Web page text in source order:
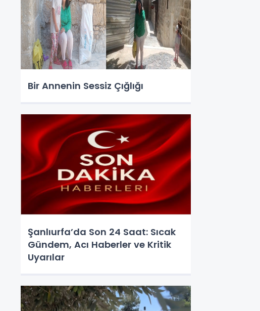
Bir Annenin Sessiz Çığlığı
Şanlıurfa’da Son 24 Saat: Sıcak
Gündem, Acı Haberler ve Kritik
Uyarılar